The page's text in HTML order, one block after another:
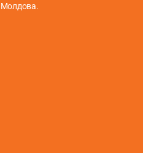
Молдова.